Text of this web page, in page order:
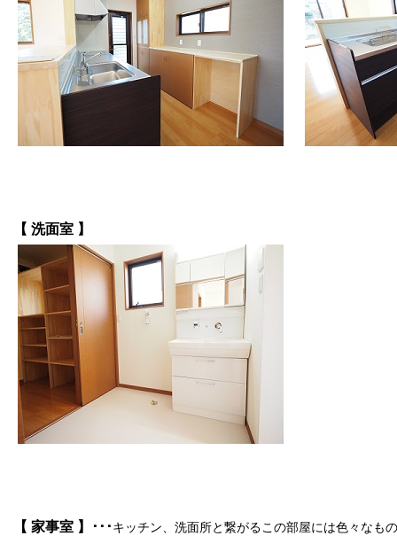
【 洗面室 】
【 家事室 】･･･ キッチン、洗面所と繋がるこの部屋には色々なも